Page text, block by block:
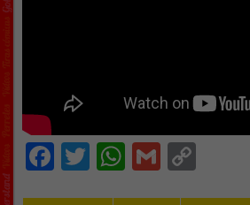
Facebook
Twitter
WhatsApp
Gmail